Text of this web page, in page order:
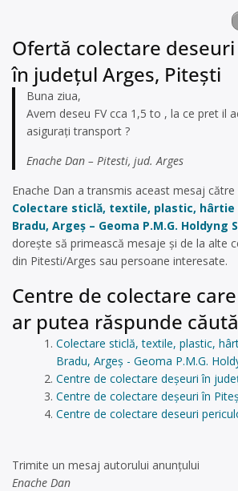
Ofertă colectare
în județul Arges, Pitești
Buna ziua,
Avem deseu FV cca 1,5 to , la ce pret il
asigurați transport ?
Enache Dan – Pitesti, jud. Arges
Enache Dan a transmis aceast mesaj
Colectare sticlă, textile, plastic, hârtie
Bradu, Argeș – Geoma P.M.G. Holdyng
dorește să primească mesaje și de la alte
din Pitesti/Arges sau persoane interesate.
Centre de colectare
ar putea răspunde
Colectare sticlă, textile, plastic,
Bradu, Argeș - Geoma P.M.G.
Centre de colectare deșeuri în
Centre de colectare deșeuri în
Centre de colectare deseuri
Trimite un mesaj autorului anunţului
Enache Dan